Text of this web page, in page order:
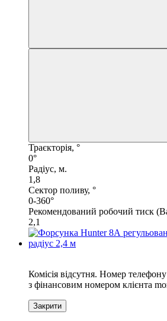
Траєкторія, °
0°
Радіус, м.
1,8
Сектор поливу, °
0-360°
Рекомендований робочий тиск
2,1
Комісія відсутня. Номер
з фінансовим номером клієнта
Закрити